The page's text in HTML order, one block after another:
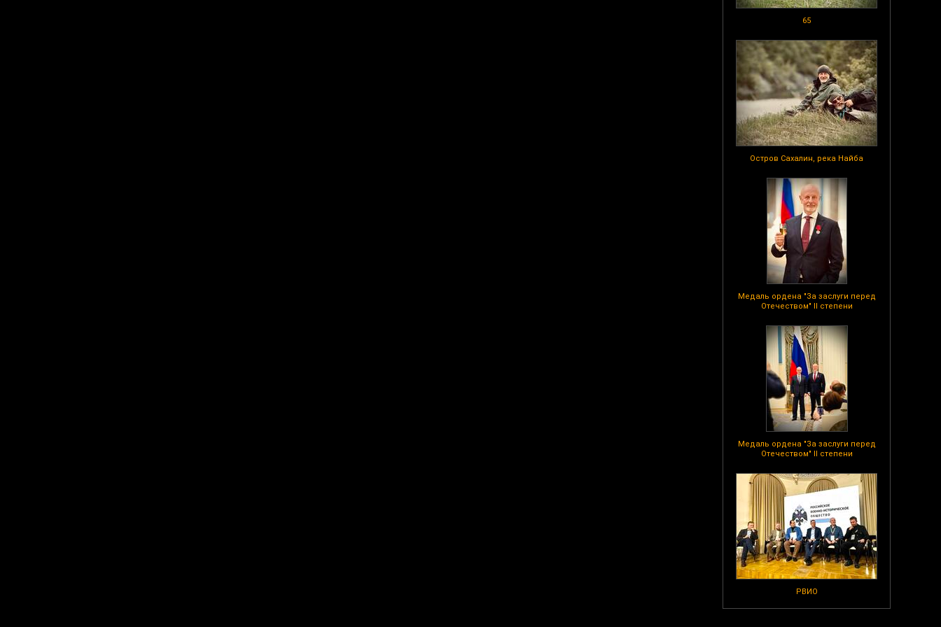
65
Остров Сахалин, река Найба
Медаль ордена "За заслуги перед
Отечеством" II степени
Медаль ордена "За заслуги перед
Отечеством" II степени
РВИО